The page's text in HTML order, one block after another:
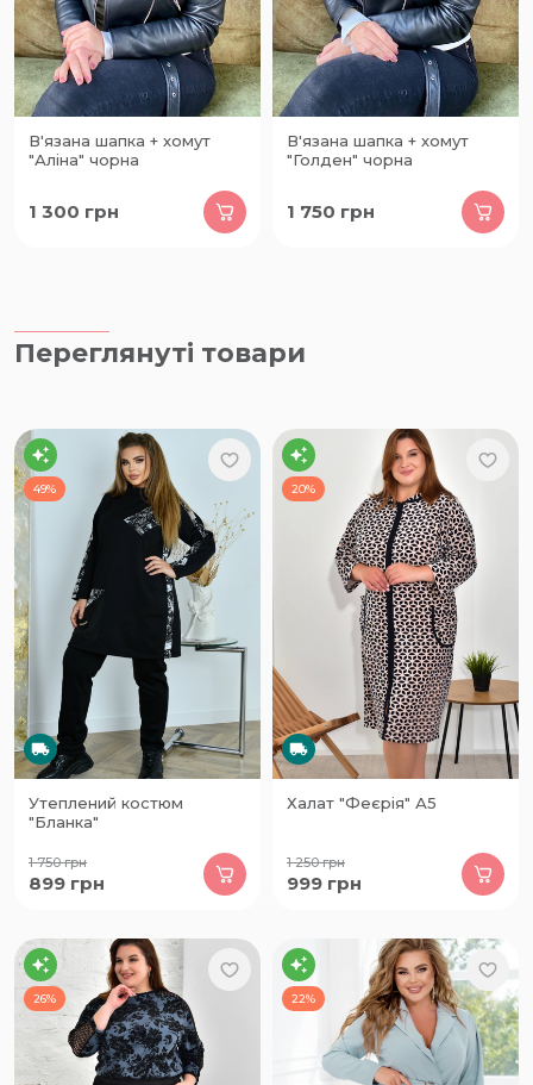
В'язана шапка + хомут
"Аліна" чорна
1 300 грн
В'язана шапка + хомут
"Голден" чорна
1 750 грн
Переглянуті товари
49%
Утеплений костюм
"Бланка"
1 750грн
899 грн
20%
Халат "Феєрія" А5
1 250грн
999 грн
26% 22%